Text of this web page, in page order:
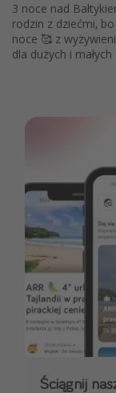
Newsy,
Najlepsze
Kalendarz podróży
3 noce nad
rodzin z dziećmi,
noce 🥰 z wyżywieniem 🍽️ SPA 😍 i
dla dużych i
Ściągnij
Dołącz do